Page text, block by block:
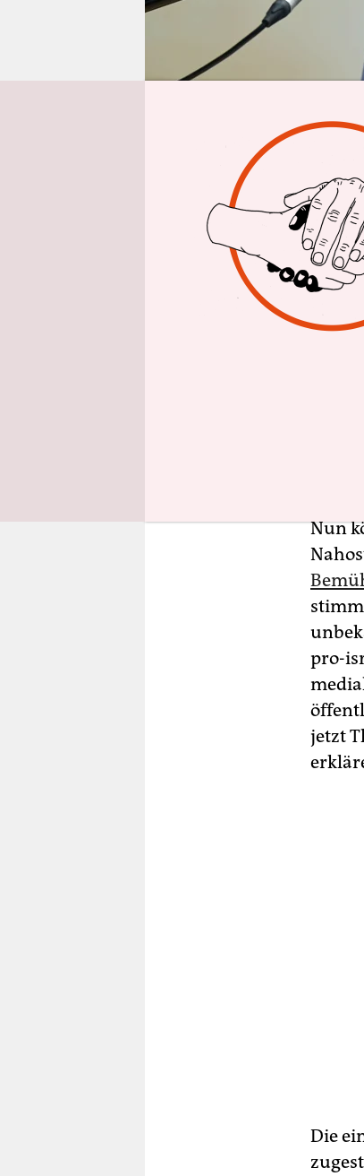
epaper login
darf
Nun
pro-
jetzt
Die